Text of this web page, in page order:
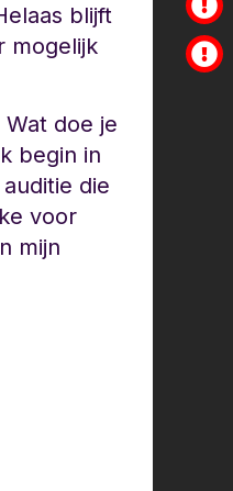
blijft
mogelijk
doe je
begin in
die
voor
mijn